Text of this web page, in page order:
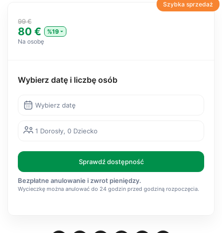
Szybka sprzedaż
99 €
80 €
%19
Na osobę
Wybierz datę i liczbę osób
Wybierz datę
1 Dorosły, 0 Dziecko
Sprawdź dostępność
Bezpłatne anulowanie i zwrot pieniędzy.
Wycieczkę można anulować do 24 godzin przed godziną rozpoczęcia.